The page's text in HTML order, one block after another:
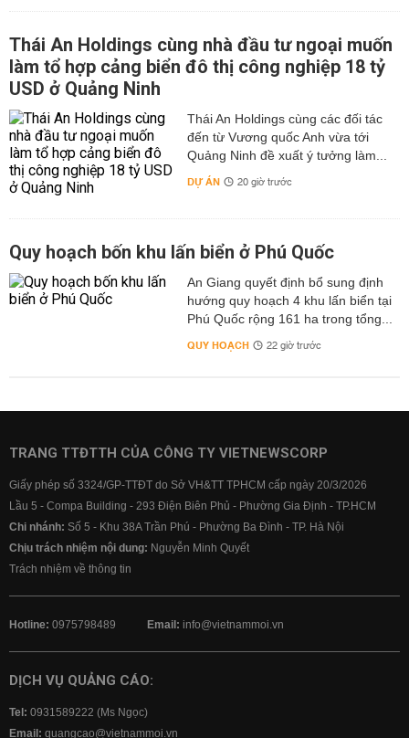
Thái An Holdings cùng nhà đầu tư ngoại muốn
làm tổ hợp cảng biển đô thị công nghiệp 18 tỷ
USD ở Quảng Ninh
Thái An Holdings cùng các đối tác
đến từ Vương quốc Anh vừa tới
Quảng Ninh đề xuất ý tưởng làm...
DỰ ÁN 20 giờ trước
Quy hoạch bốn khu lấn biển ở Phú Quốc
An Giang quyết định bổ sung định
hướng quy hoạch 4 khu lấn biển tại
Phú Quốc rộng 161 ha trong tổng...
QUY HOẠCH 22 giờ trước
TRANG TTĐTTH CỦA CÔNG TY VIETNEWSCORP
Giấy phép số 3324/GP-TTĐT do Sở VH&TT TPHCM cấp ngày 20/3/2026
Lầu 5 - Compa Building - 293 Điện Biên Phủ - Phường Gia Định - TP.HCM
Chi nhánh: Số 5 - Khu 38A Trần Phú - Phường Ba Đình - TP. Hà Nội
Chịu trách nhiệm nội dung: Nguyễn Minh Quyết
Trách nhiệm về thông tin
Hotline: 0975798489 Email: info@vietnammoi.vn
DỊCH VỤ QUẢNG CÁO:
Tel: 0931589222 (Ms Ngọc)
Email: quangcao@vietnammoi.vn